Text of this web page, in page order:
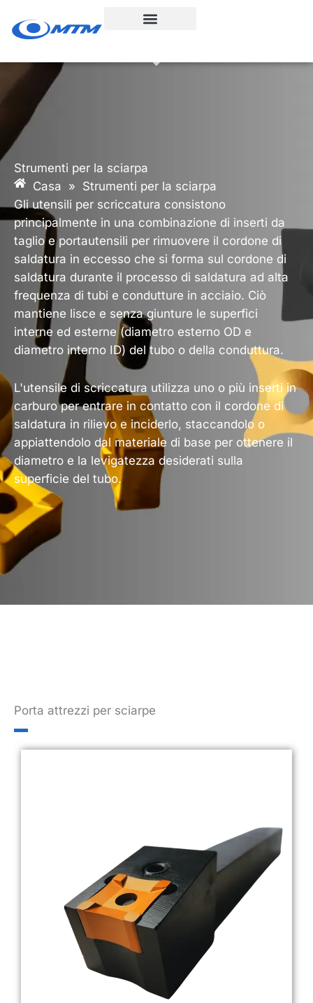
Strumenti per la sciarpa
Casa » Strumenti per la sciarpa
Gli utensili per scriccatura consistono
principalmente in una combinazione di inserti da
taglio e portautensili per rimuovere il cordone di
saldatura in eccesso che si forma sul cordone di
saldatura durante il processo di saldatura ad alta
frequenza di tubi e condutture in acciaio. Ciò
mantiene lisce e senza giunture le superfici
interne ed esterne (diametro esterno OD e
diametro interno ID) del tubo o della conduttura.
L'utensile di scriccatura utilizza uno o più inserti in
carburo per entrare in contatto con il cordone di
saldatura in rilievo e inciderlo, staccandolo o
appiattendolo dal materiale di base per ottenere il
diametro e la levigatezza desiderati sulla
superficie del tubo.
Porta attrezzi per sciarpe